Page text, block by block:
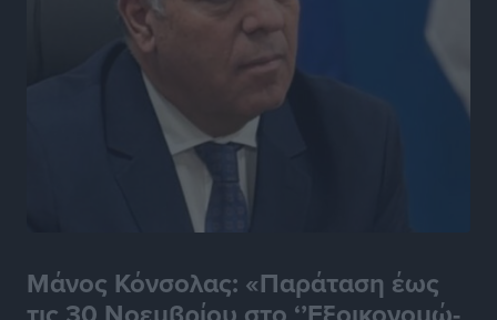
Μάνος Κόνσολας: «Παράταση έως